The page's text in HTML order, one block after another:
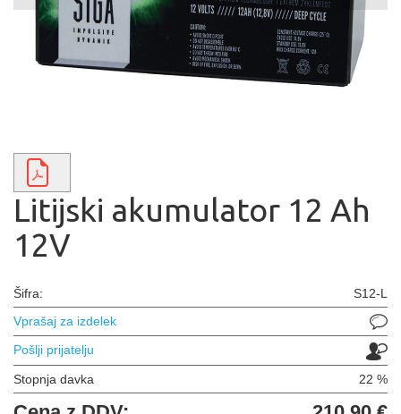
Litijski akumulator 12 Ah
12V
Šifra:
S12-L
Vprašaj za izdelek
Pošlji prijatelju
Stopnja davka 22 %